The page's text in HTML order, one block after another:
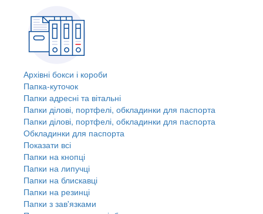
Архівні бокси і короби
Папка-куточок
Папки адресні та вітальні
Папки ділові, портфелі, обкладинки для паспорта
Папки ділові, портфелі, обкладинки для паспорта
Обкладинки для паспорта
Показати всі
Папки на кнопці
Папки на липучці
Папки на блискавці
Папки на резинці
Папки з зав'язками